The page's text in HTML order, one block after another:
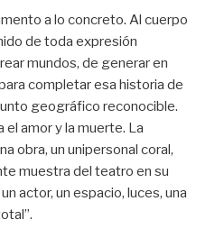
a lo concreto. Al cuerpo
de toda expresión
mundos, de generar en
completar esa historia de
geográfico reconocible.
amor y la muerte. La
obra, un unipersonal coral,
muestra del teatro en su
actor, un espacio, luces, una